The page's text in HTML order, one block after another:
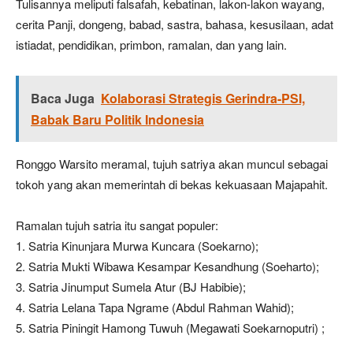
Tulisannya meliputi falsafah, kebatinan, lakon-lakon wayang,
cerita Panji, dongeng, babad, sastra, bahasa, kesusilaan, adat
istiadat, pendidikan, primbon, ramalan, dan yang lain.
Baca Juga Kolaborasi Strategis Gerindra-PSI,
Babak Baru Politik Indonesia
Ronggo Warsito meramal, tujuh satriya akan muncul sebagai
tokoh yang akan memerintah di bekas kekuasaan Majapahit.
Ramalan tujuh satria itu sangat populer:
1. Satria Kinunjara Murwa Kuncara (Soekarno);
2. Satria Mukti Wibawa Kesampar Kesandhung (Soeharto);
3. Satria Jinumput Sumela Atur (BJ Habibie);
4. Satria Lelana Tapa Ngrame (Abdul Rahman Wahid);
5. Satria Piningit Hamong Tuwuh (Megawati Soekarnoputri) ;